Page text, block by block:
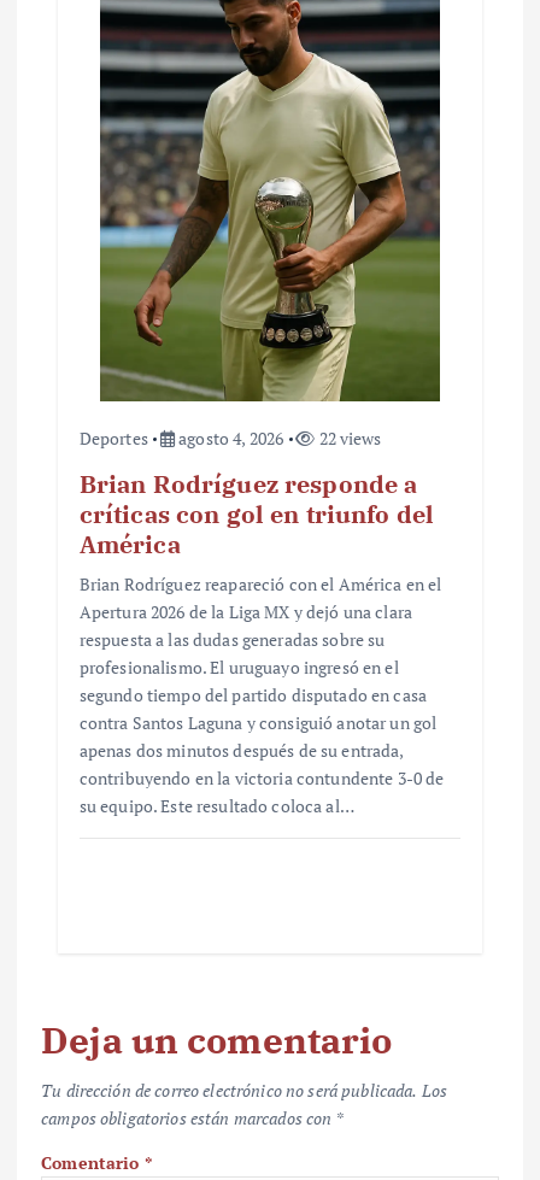
Deportes agosto 4, 2026 22 views
Brian Rodríguez responde a
críticas con gol en triunfo del
América
Brian Rodríguez reapareció con el América en el
Apertura 2026 de la Liga MX y dejó una clara
respuesta a las dudas generadas sobre su
profesionalismo. El uruguayo ingresó en el
segundo tiempo del partido disputado en casa
contra Santos Laguna y consiguió anotar un gol
apenas dos minutos después de su entrada,
contribuyendo en la victoria contundente 3-0 de
su equipo. Este resultado coloca al…
Deja un comentario
Tu dirección de correo electrónico no será publicada. Los
campos obligatorios están marcados con *
Comentario *